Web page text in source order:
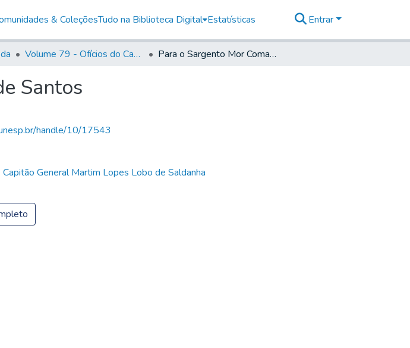
& ColeçõesTudo na Biblioteca Digital Estatísticas Entrar
Volume 79 - Ofícios do Capitão General Martim Lopes Lobo de Saldanha (1777) Para o Sargento Mor Comandante de Santos
Santos
handle/10/17543
General Martim Lopes Lobo de Saldanha